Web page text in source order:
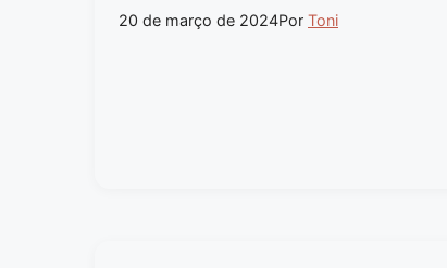
20 de março de 2024Por Toni